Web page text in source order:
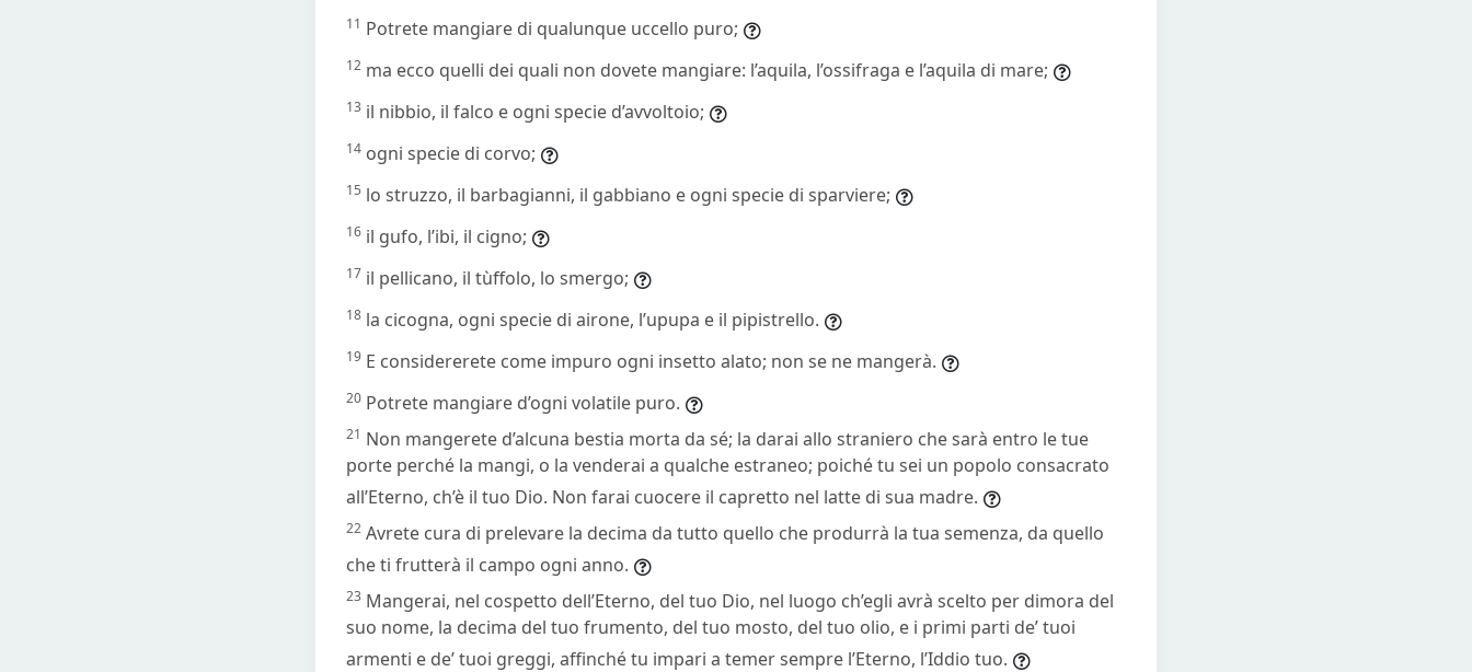
11 Potrete mangiare di qualunque uccello puro;
12 ma ecco quelli dei quali non dovete mangiare: l’aquila, l’ossifraga e l’aquila di mare;
13 il nibbio, il falco e ogni specie d’avvoltoio;
14 ogni specie di corvo;
15 lo struzzo, il barbagianni, il gabbiano e ogni specie di sparviere;
16 il gufo, l’ibi, il cigno;
17 il pellicano, il tùffolo, lo smergo;
18 la cicogna, ogni specie di airone, l’upupa e il pipistrello.
19 E considererete come impuro ogni insetto alato; non se ne mangerà.
20 Potrete mangiare d’ogni volatile puro.
21 Non mangerete d’alcuna bestia morta da sé; la darai allo straniero che sarà entro le tue
porte perché la mangi, o la venderai a qualche estraneo; poiché tu sei un popolo consacrato
all’Eterno, ch’è il tuo Dio. Non farai cuocere il capretto nel latte di sua madre.
22 Avrete cura di prelevare la decima da tutto quello che produrrà la tua semenza, da quello
che ti frutterà il campo ogni anno.
23 Mangerai, nel cospetto dell’Eterno, del tuo Dio, nel luogo ch’egli avrà scelto per dimora del
suo nome, la decima del tuo frumento, del tuo mosto, del tuo olio, e i primi parti de’ tuoi
armenti e de’ tuoi greggi, affinché tu impari a temer sempre l’Eterno, l’Iddio tuo.